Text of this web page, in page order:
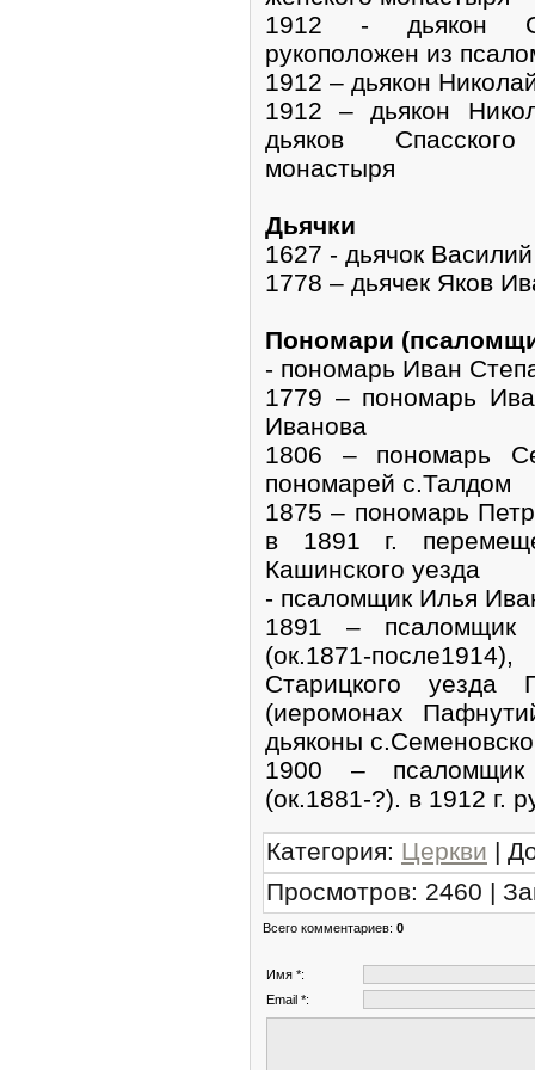
1912 - дьякон
рукоположен из
1912 – дьякон
1912 – дьякон
дьяков
монастыря
Дьячки
1627 - дьячок
1778 – дьячек Яков
Пономари
- пономарь Иван
1779 – пономарь
Иванова
1806 – пономарь
пономарей с.Талдом
1875 – пономарь
в 1891 г.
Кашинского уезда
- псаломщик Илья
1891 – псаломщик
(ок.1871-
Старицкого уезда
(иеромонах
дьяконы
1900 – псаломщик
(ок.1881-?). в 1912 г.
Категория: Церкви |
Просмотров: 2460 |
Всего комментариев: 0
Имя *:
Email *: